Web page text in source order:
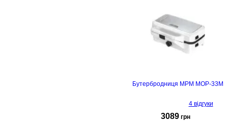
Бутербродниця MPM MOP-33M
4 відгуки
3089 грн